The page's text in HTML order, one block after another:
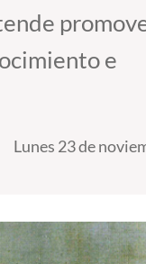
e
Lunes 23 de